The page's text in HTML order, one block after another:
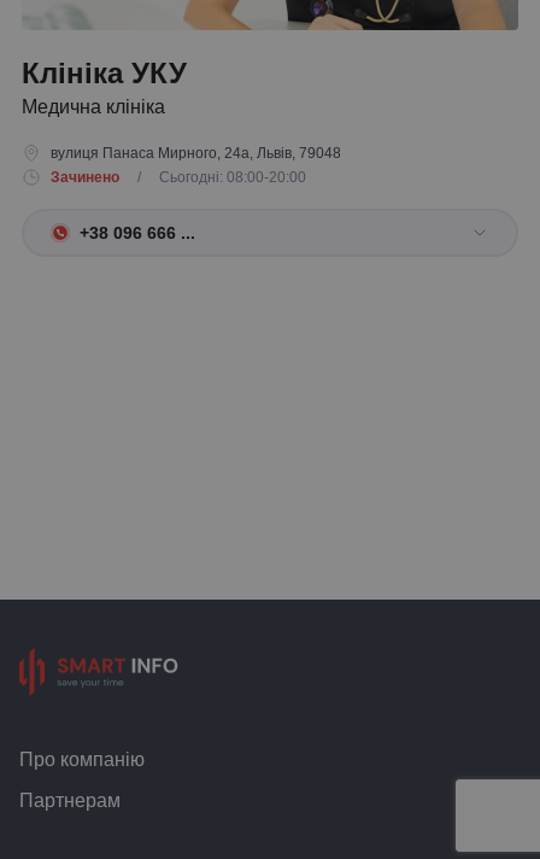
Клініка УКУ
Медична клініка
вулиця Панаса Мирного, 24а, Львів, 79048
Зачинено
/ Сьогодні: 08:00-20:00
+38 096 666 ...
Про компанію
Партнерам